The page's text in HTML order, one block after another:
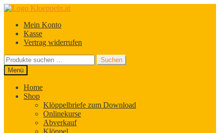
Zur
springen
Zum
springenMein Konto
Kasse
Vertrag widerrufen
Suchen
nach:
Suchen
Menü
Home
Shop
Klöppelbriefe zum Download
Onlinekurse
Abverkauf
Klöppel